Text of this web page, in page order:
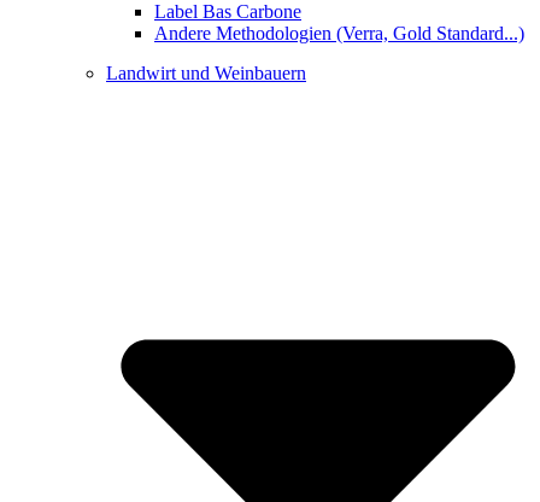
Label Bas Carbone
Andere Methodologien (Verra, Gold Standard...)
Landwirt und Weinbauern